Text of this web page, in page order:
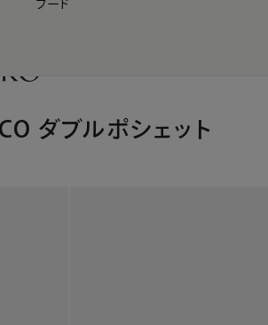
定】夏のプレゼントキャンペーン開催中
フード
ダブルポシェット